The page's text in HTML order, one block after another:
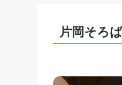
片岡そろ